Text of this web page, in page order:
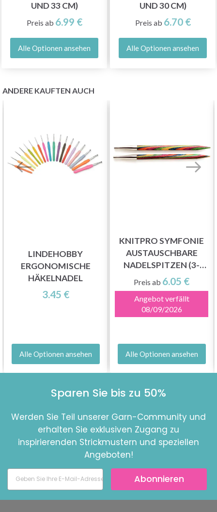
UND 33 CM)
Preis ab 6.99 €
Alle Optionen ansehen
UND 30 CM)
Preis ab 6.70 €
Alle Optionen ansehen
ANDERE KAUFTEN AUCH
LINDEHOBBY
ERGONOMISCHE
HÄKELNADEL
3.45 €
Alle Optionen ansehen
KNITPRO SYMFONIE
AUSTAUSCHBARE
NADELSPITZEN (3-
15.00MM)
Preis ab 6.05 €
Angebot verfällt
08/09/2026
Alle Optionen ansehen
Sparen Sie bis zu 50%
Werden Sie Teil unserer Garn-Community und
erhalten Sie exklusiven Zugang zu
inspirierenden Strickmustern und speziellen
Angeboten!
Abonnieren